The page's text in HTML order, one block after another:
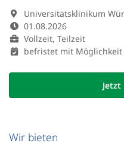
Universitätsklinikum
01.08.2026
Vollzeit, Teilzeit
befristet mit
Wir bieten